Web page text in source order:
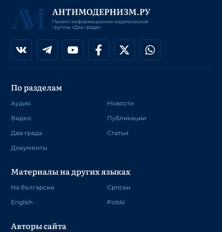
По разделам
Аудио
Видео
Два града
Документы
Новости
Публикации
Статьи
Материалы на других языках
На български
English
Српски
Polski
Авторы сайта